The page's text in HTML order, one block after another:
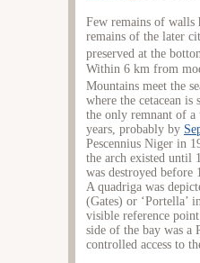
Few remains of walls
remains of the later
preserved at the
Within 6 km from
Mountains meet the
where the cetacean is
the only remnant of
years, probably by
Pescennius Niger in
the arch existed until
was destroyed
A quadriga was
(Gates) or ‘Portella’
visible reference
side of the bay was a
controlled access to